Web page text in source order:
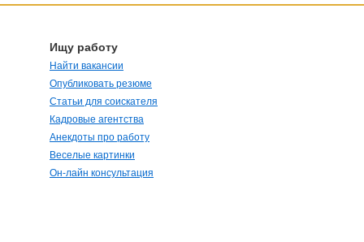
Ищу работу
Найти вакансии
Опубликовать резюме
Статьи для соискателя
Кадровые агентства
Анекдоты про работу
Веселые картинки
Он-лайн консультация